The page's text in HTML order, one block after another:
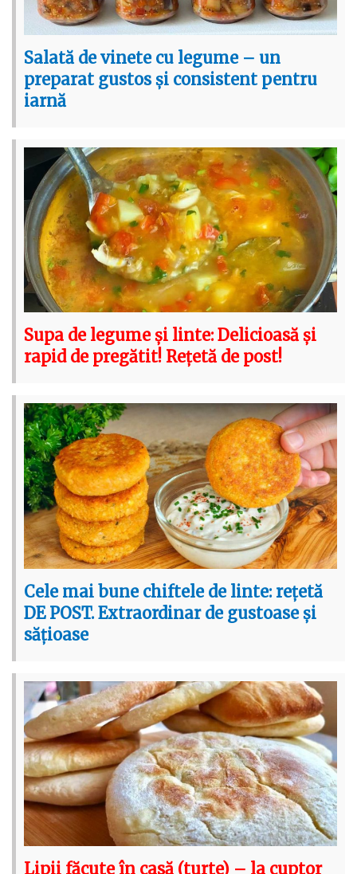
Salată de vinete cu legume – un
preparat gustos și consistent pentru
iarnă
Supa de legume și linte: Delicioasă și
rapid de pregătit! Rețetă de post!
Cele mai bune chiftele de linte: rețetă
DE POST. Extraordinar de gustoase și
sățioase
Lipii făcute în casă (turte) – la cuptor